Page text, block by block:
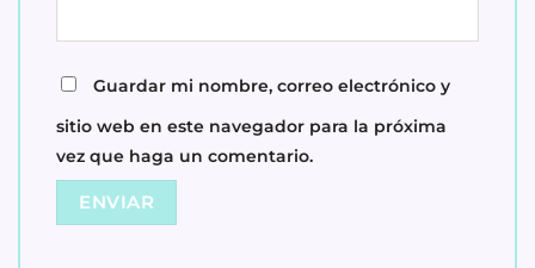
Guardar mi nombre, correo electrónico y
sitio web en este navegador para la próxima
vez que haga un comentario.